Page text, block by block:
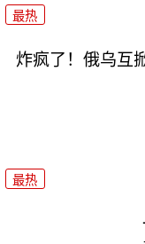
最热
炸疯了！俄乌互
最热